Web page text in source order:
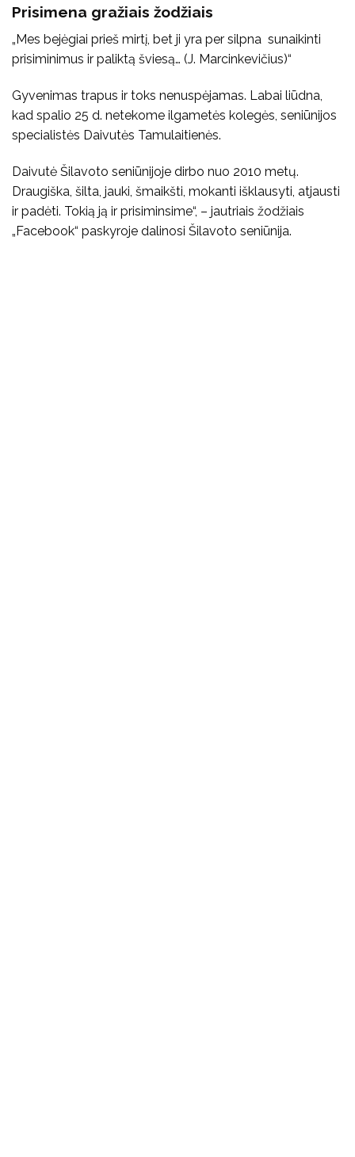
Prisimena gražiais žodžiais
„Mes bejėgiai prieš mirtį, bet ji yra per silpna sunaikinti
prisiminimus ir paliktą šviesą… (J. Marcinkevičius)“
Gyvenimas trapus ir toks nenuspėjamas. Labai liūdna,
kad spalio 25 d. netekome ilgametės kolegės, seniūnijos
specialistės Daivutės Tamulaitienės.
Daivutė Šilavoto seniūnijoje dirbo nuo 2010 metų.
Draugiška, šilta, jauki, šmaikšti, mokanti išklausyti, atjausti
ir padėti. Tokią ją ir prisiminsime“, – jautriais žodžiais
„Facebook“ paskyroje dalinosi Šilavoto seniūnija.